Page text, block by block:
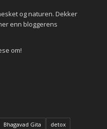
og naturen. Dekker
enn bloggerens
om!
Bhagavad Gita detox